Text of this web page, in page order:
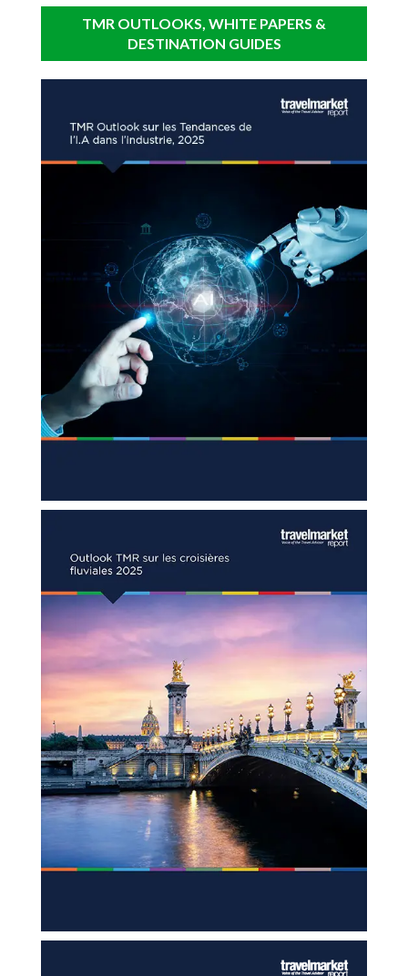
TMR OUTLOOKS, WHITE PAPERS &
DESTINATION GUIDES